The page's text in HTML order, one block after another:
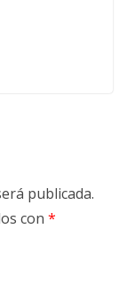
publicada.
con *